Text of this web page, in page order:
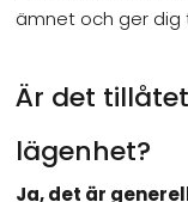
ämnet och ger dig
Är det
lägenhet?
Ja, det är